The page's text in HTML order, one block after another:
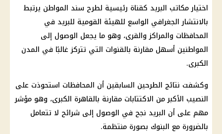
اختيارمكاتب البريد كقناة رئيسية لطرح سند المواطن يرتبط
بالانتشار الجغرافي الواسع للهيئة القومية للبريد في
المحافظات والمراكز والقرى، وهو ما يجعل الوصول إلى
المواطنين أسهل مقارنة بالقنوات التي تتركز غالبًا في المدن
الكبرى.
وكشفت نتائج الطرحين السابقين أن المحافظات استحوذت على
النصيب الأكبر من الاكتتابات مقارنة بالقاهرة الكبرى، وهو مؤشر
مهم على أن البريد نجح في الوصول إلى شرائح لا تتعامل
بالضرورة مع البنوك بصورة منتظمة.